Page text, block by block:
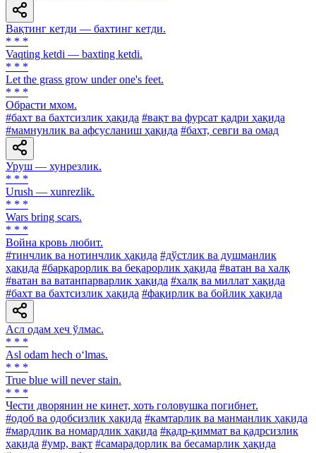
Вақтинг кетди — бахтинг кетди.
* * *
Vaqting ketdi — baxting ketdi.
* * *
Let the grass grow under one's feet.
* * *
Обрасти мхом.
#бахт ва бахтсизлик ҳақида #вақт ва фурсат қадри ҳақида
#мамнунлик ва афсусланиш ҳақида #бахт, севги ва омад
Уруш — хунрезлик.
* * *
Urush — xunrezlik.
* * *
Wars bring scars.
* * *
Война кровь любит.
#тинчлик ва нотинчлик ҳақида #дўстлик ва душманлик
ҳақида #барқарорлик ва беқарорлик ҳақида #ватан ва халқ
#ватан ва ватанпарварлик ҳақида #халқ ва миллат ҳақида
#бахт ва бахтсизлик ҳақида #фақирлик ва бойлик ҳақида
Асл одам ҳеч ўлмас.
* * *
Asl odam hech o‘lmas.
* * *
True blue will never stain.
* * *
Чести дворянин не кинет, хоть головушка погибнет.
#одоб ва одобсизлик ҳақида #камтарлик ва манманлик ҳақида
#мардлик ва номардлик ҳақида #қадр-қиммат ва қадрсизлик
ҳақида #умр, вақт #самарадорлик ва бесамарлик ҳақида